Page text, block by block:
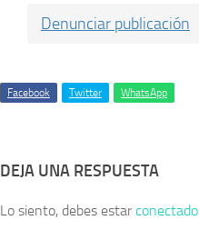
Denunciar publicación
Facebook Twitter WhatsApp
DEJA UNA RESPUESTA
Lo siento, debes estarconectado